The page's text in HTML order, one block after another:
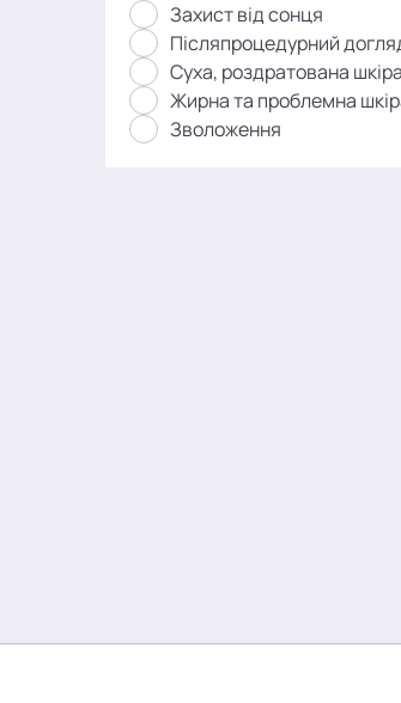
Захист від сонця
Післяпроцедурний
Суха, роздратована шкіра
Жирна та проблемна
Зволоження